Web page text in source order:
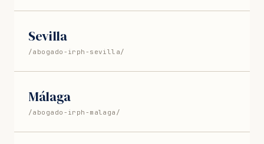
Sevilla
/abogado-irph-sevilla/
Málaga
/abogado-irph-malaga/